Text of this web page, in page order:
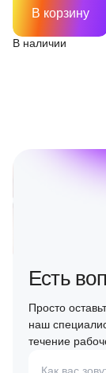
В наличии
В корзину
Есть
Просто
наш
течение
Как вас